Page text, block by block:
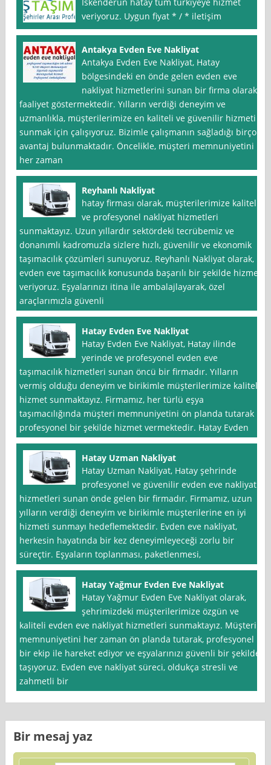
veriyoruz. Uygun fiyat * / * iletişim
Antakya Evden Eve Nakliyat
Antakya Evden Eve Nakliyat, Hatay
bölgesindeki en önde gelen evden eve
nakliyat hizmetlerini sunan bir firma olarak
faaliyet göstermektedir. Yılların verdiği deneyim ve
uzmanlıkla, müşterilerimize en kaliteli ve güvenilir hizmeti
sunmak için çalışıyoruz. Bizimle çalışmanın sağladığı birçok
avantaj bulunmaktadır. Öncelikle, müşteri memnuniyetini
her zaman
Reyhanlı Nakliyat
hatay firması olarak, müşterilerimize kaliteli
ve profesyonel nakliyat hizmetleri
sunmaktayız. Uzun yıllardır sektördeki tecrübemiz ve
donanımlı kadromuzla sizlere hızlı, güvenilir ve ekonomik
taşımacılık çözümleri sunuyoruz. Reyhanlı Nakliyat olarak,
evden eve taşımacılık konusunda başarılı bir şekilde hizmet
veriyoruz. Eşyalarınızı itina ile ambalajlayarak, özel
araçlarımızla güvenli
Hatay Evden Eve Nakliyat
Hatay Evden Eve Nakliyat, Hatay ilinde
yerinde ve profesyonel evden eve
taşımacılık hizmetleri sunan öncü bir firmadır. Yılların
vermiş olduğu deneyim ve birikimle müşterilerimize kaliteli
hizmet sunmaktayız. Firmamız, her türlü eşya
taşımacılığında müşteri memnuniyetini ön planda tutarak
profesyonel bir şekilde hizmet vermektedir. Hatay Evden
Hatay Uzman Nakliyat
Hatay Uzman Nakliyat, Hatay şehrinde
profesyonel ve güvenilir evden eve nakliyat
hizmetleri sunan önde gelen bir firmadır. Firmamız, uzun
yılların verdiği deneyim ve birikimle müşterilerine en iyi
hizmeti sunmayı hedeflemektedir. Evden eve nakliyat,
herkesin hayatında bir kez deneyimleyeceği zorlu bir
süreçtir. Eşyaların toplanması, paketlenmesi,
Hatay Yağmur Evden Eve Nakliyat
Hatay Yağmur Evden Eve Nakliyat olarak,
şehrimizdeki müşterilerimize özgün ve
kaliteli evden eve nakliyat hizmetleri sunmaktayız. Müşteri
memnuniyetini her zaman ön planda tutarak, profesyonel
bir ekip ile hareket ediyor ve eşyalarınızı güvenli bir şekilde
taşıyoruz. Evden eve nakliyat süreci, oldukça stresli ve
zahmetli bir
Bir mesaj yaz